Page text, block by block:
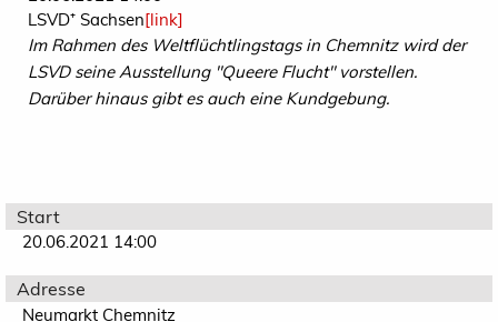
LSVD⁺ Sachsen[link]
Im Rahmen des Weltflüchtlingstags in Chemnitz wird der
LSVD seine Ausstellung "Queere Flucht" vorstellen.
Darüber hinaus gibt es auch eine Kundgebung.
Start
20.06.2021 14:00
Adresse
Neumarkt Chemnitz